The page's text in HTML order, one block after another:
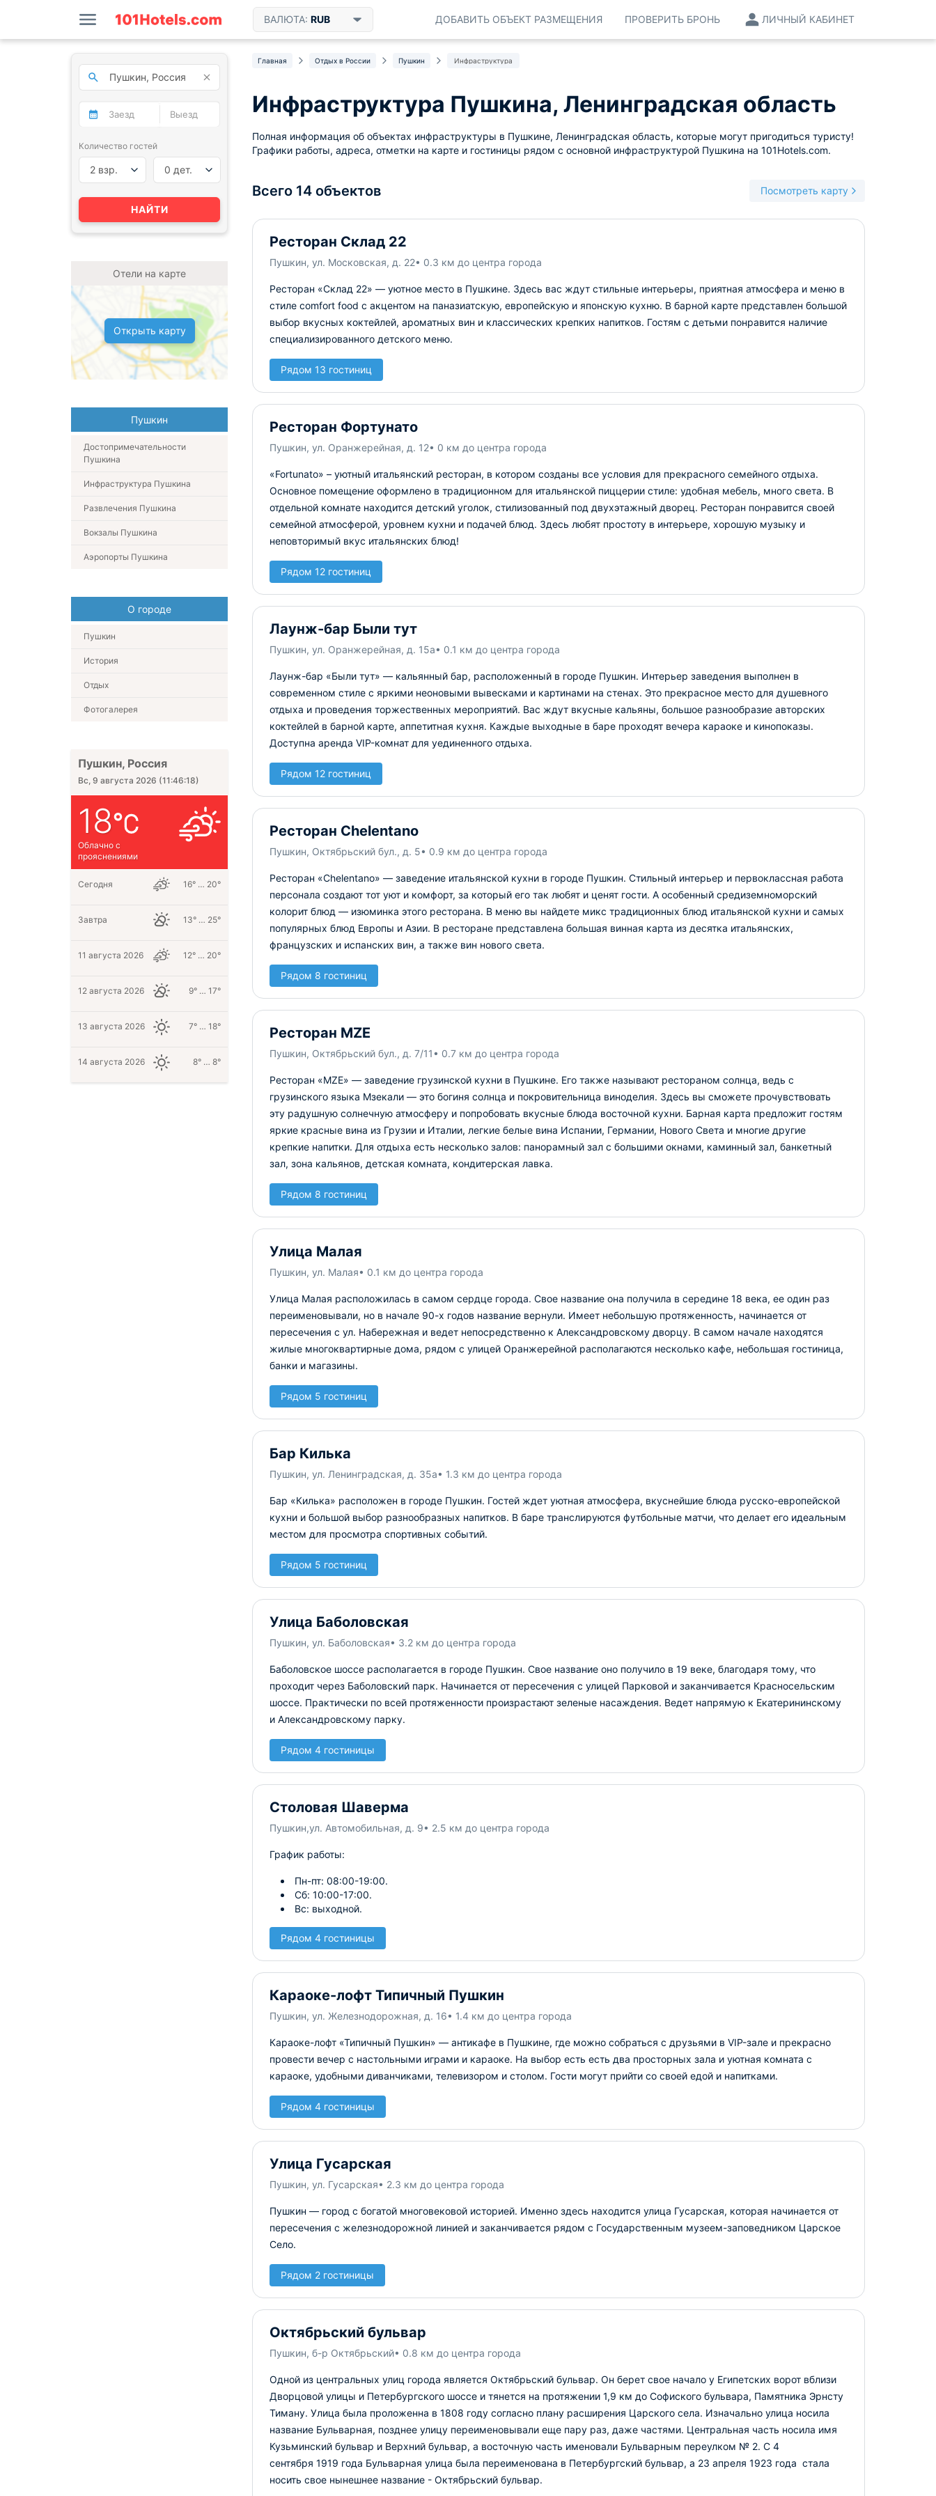
ВАЛЮТА: RUB ЛИЧНЫЙ КАБИНЕТ
ПРОВЕРИТЬ БРОНЬ
ДОБАВИТЬ ОБЪЕКТ РАЗМЕЩЕНИЯ
Главная Отдых в России Пушкин Инфраструктура
Инфраструктура Пушкина, Ленинградская область
Полная информация об объектах инфраструктуры в Пушкине, Ленинградская область, которые могут пригодиться туристу!
Графики работы, адреса, отметки на карте и гостиницы рядом с основной инфраструктурой Пушкина на 101Hotels.com.
Всего 14 объектов Посмотреть карту
Ресторан Склад 22
Пушкин, ул. Московская, д. 22• 0.3 км до центра города
Ресторан «Склад 22» — уютное место в Пушкине. Здесь вас ждут стильные интерьеры, приятная атмосфера и меню в
стиле comfort food с акцентом на паназиатскую, европейскую и японскую кухню. В барной карте представлен большой
выбор вкусных коктейлей, ароматных вин и классических крепких напитков. Гостям с детьми понравится наличие
специализированного детского меню.
Рядом 13 гостиниц
Ресторан Фортунато
Пушкин, ул. Оранжерейная, д. 12• 0 км до центра города
«Fortunato» – уютный итальянский ресторан, в котором созданы все условия для прекрасного семейного отдыха.
Основное помещение оформлено в традиционном для итальянской пиццерии стиле: удобная мебель, много света. В
отдельной комнате находится детский уголок, стилизованный под двухэтажный дворец. Ресторан понравится своей
семейной атмосферой, уровнем кухни и подачей блюд. Здесь любят простоту в интерьере, хорошую музыку и
неповторимый вкус итальянских блюд!
Рядом 12 гостиниц
Лаунж-бар Были тут
Пушкин, ул. Оранжерейная, д. 15а• 0.1 км до центра города
Лаунж-бар «Были тут» — кальянный бар, расположенный в городе Пушкин. Интерьер заведения выполнен в
современном стиле с яркими неоновыми вывесками и картинами на стенах. Это прекрасное место для душевного
отдыха и проведения торжественных мероприятий. Вас ждут вкусные кальяны, большое разнообразие авторских
коктейлей в барной карте, аппетитная кухня. Каждые выходные в баре проходят вечера караоке и кинопоказы.
Доступна аренда VIP-комнат для уединенного отдыха.
Рядом 12 гостиниц
Ресторан Chelentano
Пушкин, Октябрьский бул., д. 5• 0.9 км до центра города
Ресторан «Chelentano» — заведение итальянской кухни в городе Пушкин. Стильный интерьер и первоклассная работа
персонала создают тот уют и комфорт, за который его так любят и ценят гости. А особенный средиземноморский
колорит блюд — изюминка этого ресторана. В меню вы найдете микс традиционных блюд итальянской кухни и самых
популярных блюд Европы и Азии. В ресторане представлена большая винная карта из десятка итальянских,
французских и испанских вин, а также вин нового света.
Рядом 8 гостиниц
Ресторан MZE
Пушкин, Октябрьский бул., д. 7/11• 0.7 км до центра города
Ресторан «MZE» — заведение грузинской кухни в Пушкине. Его также называют рестораном солнца, ведь с
грузинского языка Мзекали — это богиня солнца и покровительница виноделия. Здесь вы сможете прочувствовать
эту радушную солнечную атмосферу и попробовать вкусные блюда восточной кухни. Барная карта предложит гостям
яркие красные вина из Грузии и Италии, легкие белые вина Испании, Германии, Нового Света и многие другие
крепкие напитки. Для отдыха есть несколько залов: панорамный зал с большими окнами, каминный зал, банкетный
зал, зона кальянов, детская комната, кондитерская лавка.
Рядом 8 гостиниц
Улица Малая
Пушкин, ул. Малая• 0.1 км до центра города
Улица Малая расположилась в самом сердце города. Свое название она получила в середине 18 века, ее один раз
переименовывали, но в начале 90-х годов название вернули. Имеет небольшую протяженность, начинается от
пересечения с ул. Набережная и ведет непосредственно к Александровскому дворцу. В самом начале находятся
жилые многоквартирные дома, рядом с улицей Оранжерейной располагаются несколько кафе, небольшая гостиница,
банки и магазины.
Рядом 5 гостиниц
Бар Килька
Пушкин, ул. Ленинградская, д. 35а• 1.3 км до центра города
Бар «Килька» расположен в городе Пушкин. Гостей ждет уютная атмосфера, вкуснейшие блюда русско-европейской
кухни и большой выбор разнообразных напитков. В баре транслируются футбольные матчи, что делает его идеальным
местом для просмотра спортивных событий.
Рядом 5 гостиниц
Улица Баболовская
Пушкин, ул. Баболовская• 3.2 км до центра города
Баболовское шоссе располагается в городе Пушкин. Свое название оно получило в 19 веке, благодаря тому, что
проходит через Баболовский парк. Начинается от пересечения с улицей Парковой и заканчивается Красносельским
шоссе. Практически по всей протяженности произрастают зеленые насаждения. Ведет напрямую к Екатерининскому
и Александровскому парку.
Рядом 4 гостиницы
Столовая Шаверма
Пушкин,ул. Автомобильная, д. 9• 2.5 км до центра города
График работы:
Пн-пт: 08:00-19:00.
Сб: 10:00-17:00.
Вс: выходной.
Рядом 4 гостиницы
Караоке-лофт Типичный Пушкин
Пушкин, ул. Железнодорожная, д. 16• 1.4 км до центра города
Караоке-лофт «Типичный Пушкин» — антикафе в Пушкине, где можно собраться с друзьями в VIP-зале и прекрасно
провести вечер с настольными играми и караоке. На выбор есть есть два просторных зала и уютная комната с
караоке, удобными диванчиками, телевизором и столом. Гости могут прийти со своей едой и напитками.
Рядом 4 гостиницы
Улица Гусарская
Пушкин, ул. Гусарская• 2.3 км до центра города
Пушкин — город с богатой многовековой историей. Именно здесь находится улица Гусарская, которая начинается от
пересечения с железнодорожной линией и заканчивается рядом с Государственным музеем-заповедником Царское
Село.
Рядом 2 гостиницы
Октябрьский бульвар
Пушкин, б-р Октябрьский• 0.8 км до центра города
Одной из центральных улиц города является Октябрьский бульвар. Он берет свое начало у Египетских ворот вблизи
Дворцовой улицы и Петербургского шоссе и тянется на протяжении 1,9 км до Софиского бульвара, Памятника Эрнсту
Тиману. Улица была проложенна в 1808 году согласно плану расширения Царского села. Изначально улица носила
название Бульварная, позднее улицу переименовывали еще пару раз, даже частями. Центральная часть носила имя
Кузьминский бульвар и Верхний бульвар, а восточную часть именовали Бульварным переулком № 2. С 4
сентября 1919 года Бульварная улица была переименована в Петербургский бульвар, а 23 апреля 1923 года стала
носить свое нынешнее название - Октябрьский бульвар.
Количество гостей
2 взр. 0 дет.
НАЙТИ
Отели на карте
Открыть карту
Пушкин
Достопримечательности
Пушкина
Инфраструктура Пушкина
Развлечения Пушкина
Вокзалы Пушкина
Аэропорты Пушкина
О городе
Пушкин
История
Отдых
Фотогалерея
Пушкин, Россия
Вс, 9 августа 2026 (11:46:19)
18
Облачно с
прояснениями
Сегодня 16° … 20°
Завтра 13° … 25°
11 августа 2026 12° … 20°
12 августа 2026 9° … 17°
13 августа 2026 7° … 18°
14 августа 2026 8° … 8°